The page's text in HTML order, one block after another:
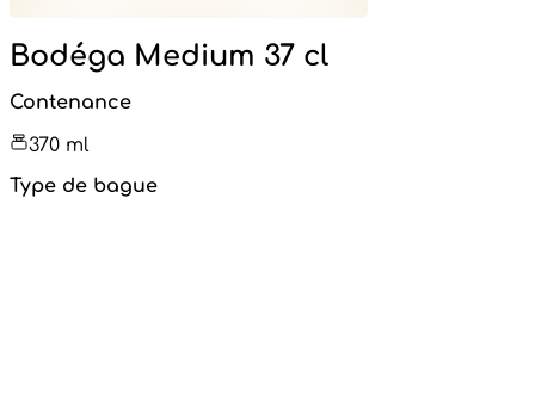
Bodéga Medium 37 cl
Contenance
370 ml
Type de bague